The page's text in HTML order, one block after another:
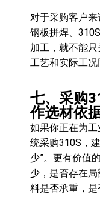
对于采购客户
钢板拼焊、
加工，就不能
工艺和实际工况
七、采购
作选材依
如果你正在为
统采购310S，
少”。更有价值
少，是否存在
料是否承重，